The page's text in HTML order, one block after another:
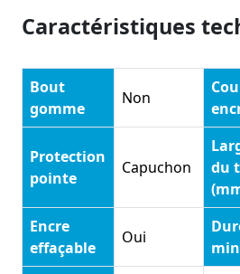
Caractéristiques
Bout
gomme
Non
Protection
pointe
Capuchon
du
Encre
effaçable
Oui